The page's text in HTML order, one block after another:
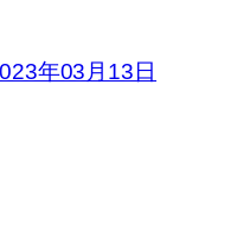
年03月13日